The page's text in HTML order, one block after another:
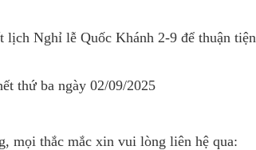
lịch Nghỉ lễ Quốc Khánh 2-9 để thuận tiện
thứ ba ngày 02/09/2025
mọi thắc mắc xin vui lòng liên hệ qua: